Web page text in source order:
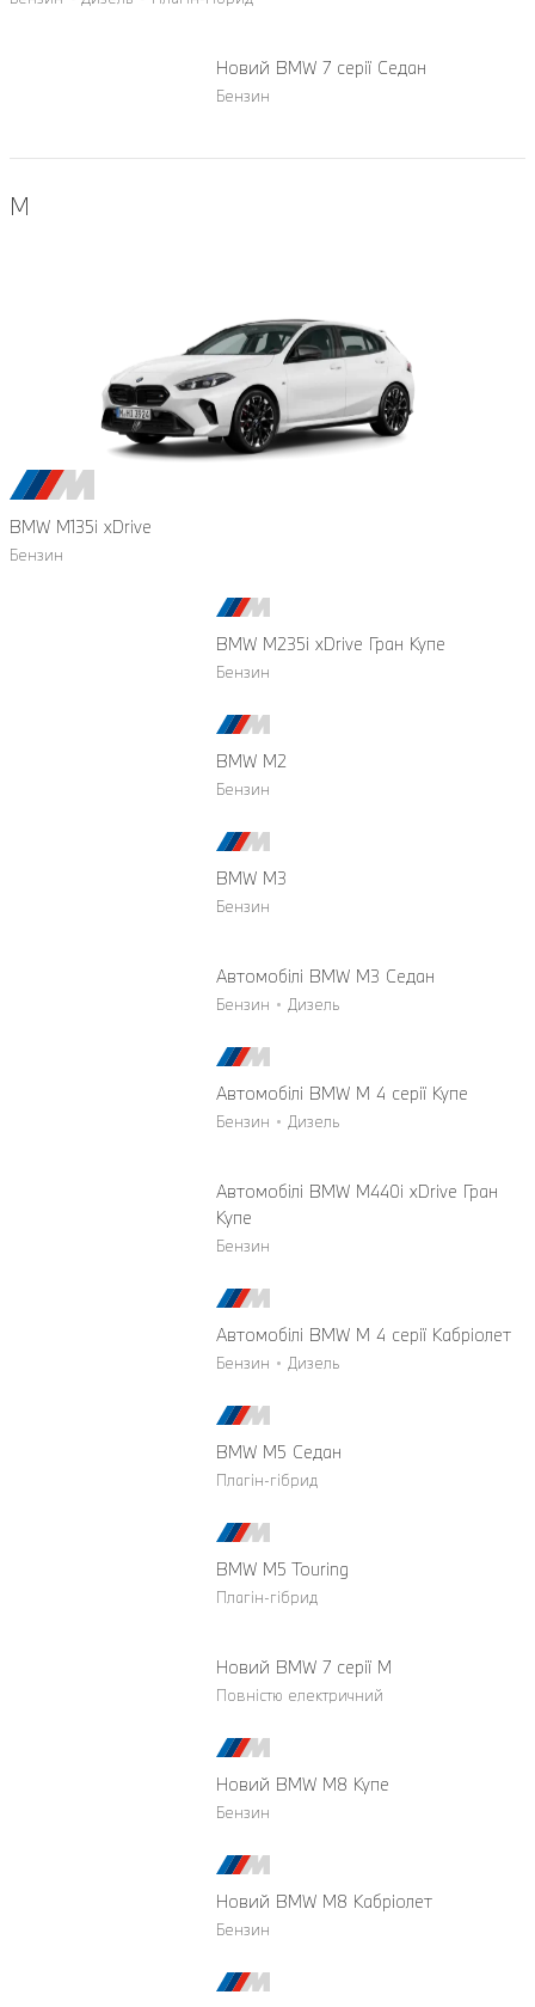
Новий BMW 7 серії Седан
Бензин
M
BMW M135i xDrive
Бензин
BMW M235i xDrive Гран Купе
Бензин
BMW M2
Бензин
BMW M3
Бензин
Автомобілі BMW M3 Седан
Бензин Дизель
Автомобілі BMW M 4 серії Купе
Бензин Дизель
Автомобілі BMW M440i xDrive Гран
Купе
Бензин
Автомобілі BMW M 4 cерії Кабріолет
Бензин Дизель
BMW M5 Седан
Плагін-гібрид
BMW M5 Touring
Плагін-гібрид
Новий BMW 7 серії М
Повністю електричний
Новий BMW M8 Купе
Бензин
Новий BMW M8 Кабріолет
Бензин